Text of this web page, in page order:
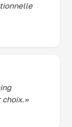
choix.»